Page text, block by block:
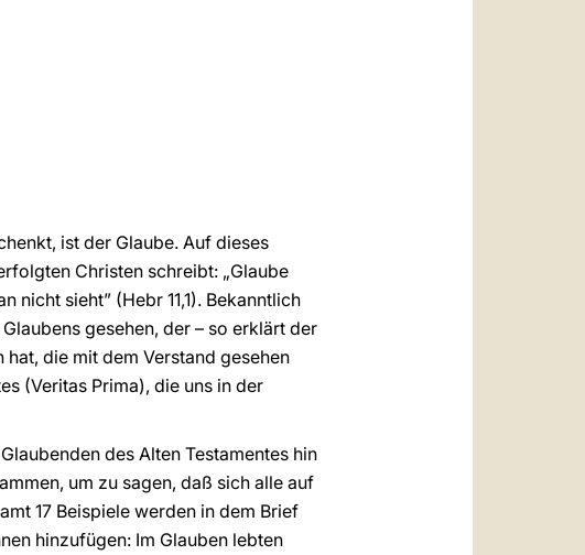
ist der Glaube. Auf dieses
Christen schreibt: „Glaube
nicht sieht” (Hebr 11,1). Bekanntlich
gesehen, der – so erklärt der
die mit dem Verstand gesehen
(Veritas Prima), die uns in der
des Alten Testamentes hin
um zu sagen, daß sich alle auf
17 Beispiele werden in dem Brief
hinzufügen: Im Glauben lebten